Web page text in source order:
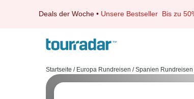
Deals der Woche • Unsere Bestseller Bis zu
Startseite / Europa Rundreisen / Spanien Rundreisen